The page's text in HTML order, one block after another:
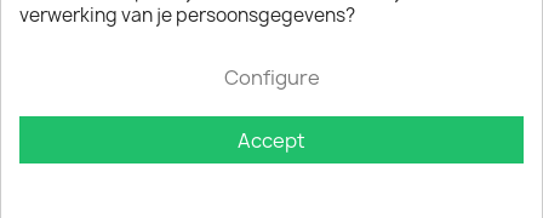
 ADD TO CART
The minimum purchase order quantity for the product is
50.
verwerking van je persoonsgegevens?
Configure
Accept